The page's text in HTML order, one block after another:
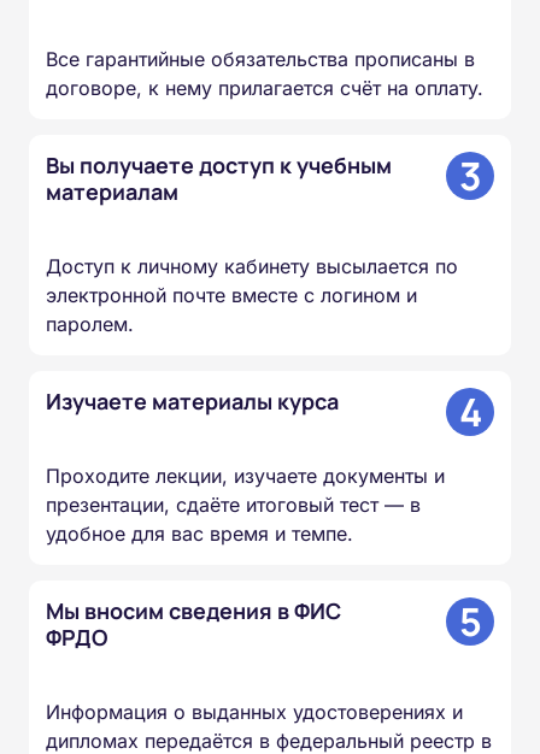
Все гарантийные обязательства прописаны в
договоре, к нему прилагается счёт на оплату.
Вы получаете доступ к учебным
материалам
3
Доступ к личному кабинету высылается по
электронной почте вместе с логином и
паролем.
Изучаете материалы курса 4
Проходите лекции, изучаете документы и
презентации, сдаёте итоговый тест — в
удобное для вас время и темпе.
Мы вносим сведения в ФИС
ФРДО
5
Информация о выданных удостоверениях и
дипломах передаётся в федеральный реестр в